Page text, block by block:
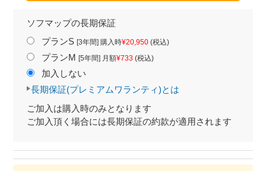
ソフマップの長期保証
プランS [3年間] 購入時¥20,950(税込)
プランM [5年間] 月額¥733(税込)
加入しない
長期保証(プレミアムワランティ)とは
ご加入は購入時のみとなります
ご加入頂く場合には長期保証の約款が適用されます